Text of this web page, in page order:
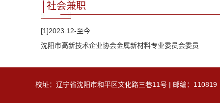
社会兼职
[1]2023.12-至今
沈阳市高新技术企业协会金属新材料专业委员会委员
校址：辽宁省沈阳市和平区文化路三巷11号 | 邮编：110819